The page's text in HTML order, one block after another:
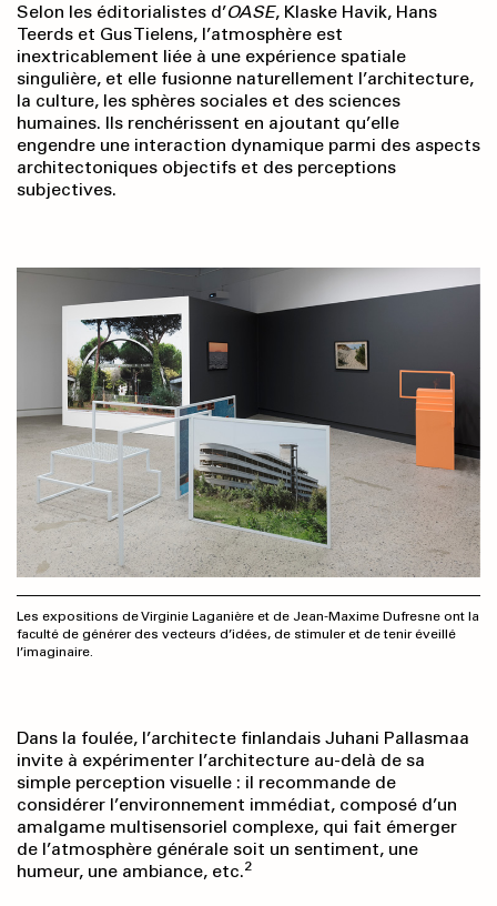
Selon les éditorialistes d’OASE, Klaske Havik, Hans
Teerds et Gus Tielens, l’atmosphère est
inextricablement liée à une expérience spatiale
singulière, et elle fusionne naturellement l’architecture,
la culture, les sphères sociales et des sciences
humaines. Ils renchérissent en ajoutant qu’elle
engendre une interaction dynamique parmi des aspects
architectoniques objectifs et des perceptions
subjectives.
Les expositions de Virginie Laganière et de Jean-Maxime Dufresne ont la
faculté de générer des vecteurs d’idées, de stimuler et de tenir éveillé
l’imaginaire.
Dans la foulée, l’architecte finlandais Juhani Pallasmaa
invite à expérimenter l’architecture au-delà de sa
simple perception visuelle : il recommande de
considérer l’environnement immédiat, composé d’un
amalgame multisensoriel complexe, qui fait émerger
de l’atmosphère générale soit un sentiment, une
humeur, une ambiance, etc.2